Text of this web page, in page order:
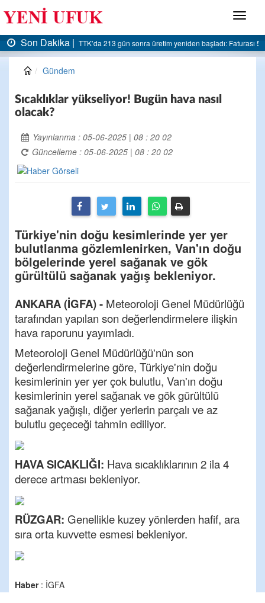
Menü
| TTK’da 213 gün sonra üretim yeniden başladı: Faturası 5 milyar liraya
Son
Gündem
Sıcaklıklar yükseliyor! Bugün hava nasıl
olacak?
Yayınlanma : 05-06-2025 | 08 : 20 02
Güncelleme : 05-06-2025 | 08 : 20 02
Türkiye'nin doğu kesimlerinde yer yer
bulutlanma gözlemlenirken, Van'ın doğu
bölgelerinde yerel sağanak ve gök
gürültülü sağanak yağış bekleniyor.
ANKARA (İGFA) - Meteoroloji Genel Müdürlüğü
tarafından yapılan son değerlendirmelere ilişkin
hava raporunu yayımladı.
Meteoroloji Genel Müdürlüğü'nün son
değerlendirmelerine göre, Türkiye'nin doğu
kesimlerinin yer yer çok bulutlu, Van'ın doğu
kesimlerinin yerel sağanak ve gök gürültülü
sağanak yağışlı, diğer yerlerin parçalı ve az
bulutlu geçeceği tahmin ediliyor.
HAVA SICAKLIĞI: Hava sıcaklıklarının 2 ila 4
derece artması bekleniyor.
RÜZGAR: Genellikle kuzey yönlerden hafif, ara
sıra orta kuvvette esmesi bekleniyor.
Haber: İGFA